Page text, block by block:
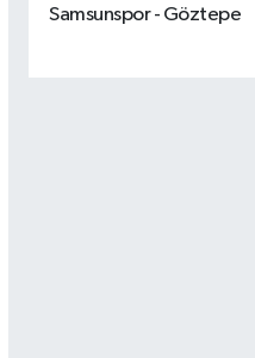
Samsunspor - Göztepe